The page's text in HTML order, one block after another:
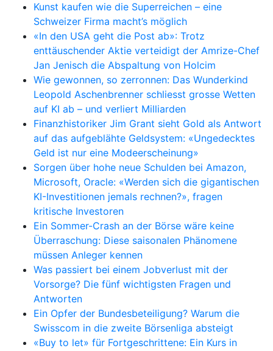
Kunst kaufen wie die Superreichen – eine
Schweizer Firma macht’s möglich
«In den USA geht die Post ab»: Trotz
enttäuschender Aktie verteidigt der Amrize-Chef
Jan Jenisch die Abspaltung von Holcim
Wie gewonnen, so zerronnen: Das Wunderkind
Leopold Aschenbrenner schliesst grosse Wetten
auf KI ab – und verliert Milliarden
Finanzhistoriker Jim Grant sieht Gold als Antwort
auf das aufgeblähte Geldsystem: «Ungedecktes
Geld ist nur eine Modeerscheinung»
Sorgen über hohe neue Schulden bei Amazon,
Microsoft, Oracle: «Werden sich die gigantischen
KI-Investitionen jemals rechnen?», fragen
kritische Investoren
Ein Sommer-Crash an der Börse wäre keine
Überraschung: Diese saisonalen Phänomene
müssen Anleger kennen
Was passiert bei einem Jobverlust mit der
Vorsorge? Die fünf wichtigsten Fragen und
Antworten
Ein Opfer der Bundesbeteiligung? Warum die
Swisscom in die zweite Börsenliga absteigt
«Buy to let» für Fortgeschrittene: Ein Kurs in